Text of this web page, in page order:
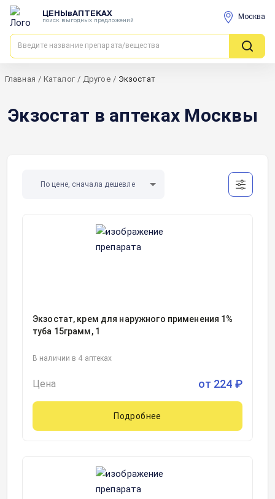
ЦЕНЫвАПТЕКАХ
поиск выгодных предложений Москва
Главная / Каталог / Другое / Экзостат
Экзостат в аптеках Москвы
По цене, сначала дешевле
Экзостат, крем для наружного применения 1%
туба 15грамм, 1
В наличии в 4 аптеках
Цена от 224 ₽
Подробнее